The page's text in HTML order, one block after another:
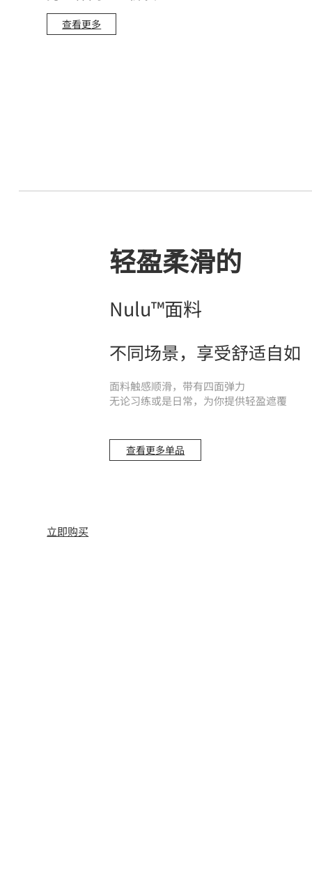
查看更多
轻盈柔滑的
Nulu™面料
不同场景，享受舒适自如
面料触感顺滑，带有四面弹力
无论习练或是日常，为你提供轻盈遮覆
查看更多单品
立即购买